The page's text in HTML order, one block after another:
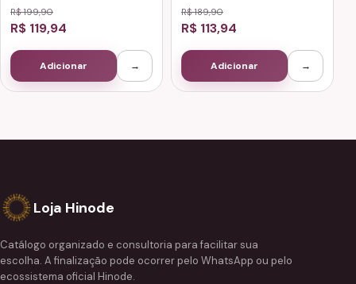
R$ 199,90
R$ 119,94
Adicionar →
R$ 189,90
R$ 113,94
Adicionar →
Loja Hinode
Catálogo organizado e consultoria para facilitar sua
escolha. A finalização pode ocorrer pelo WhatsApp ou pelo
ecossistema oficial Hinode.